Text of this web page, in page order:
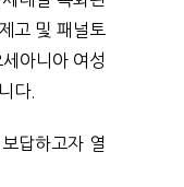
고 및 패널토
아니아 여성
다.
답하고자 열